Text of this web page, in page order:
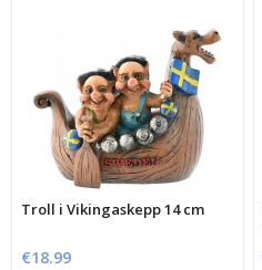
Troll i Vikingaskepp 14 cm
€18.99